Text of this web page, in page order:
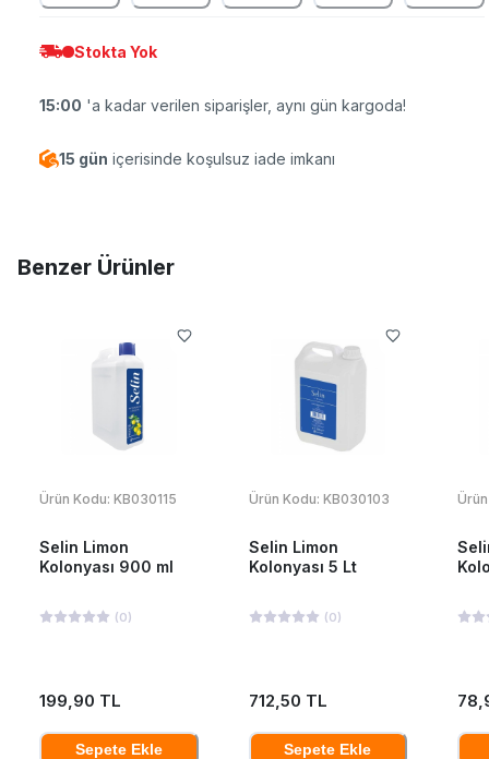
Stokta Yok
15:00 'a kadar verilen siparişler, aynı gün kargoda!
15 gün içerisinde koşulsuz iade imkanı
Benzer Ürünler
Ürün Kodu: KB030115
Selin Limon
Kolonyası 900 ml
(0)
199,90 TL
Sepete Ekle
Ürün Kodu: KB030103
Selin Limon
Kolonyası 5 Lt
(0)
712,50 TL
Sepete Ekle